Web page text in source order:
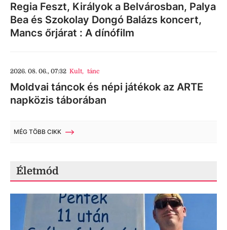
Regia Feszt, Királyok a Belvárosban, Palya
Bea és Szokolay Dongó Balázs koncert,
Mancs őrjárat : A dínófilm
2026. 08. 06., 07:32 Kult, tánc
Moldvai táncok és népi játékok az ARTE
napközis táborában
MÉG TÖBB CIKK
Életmód